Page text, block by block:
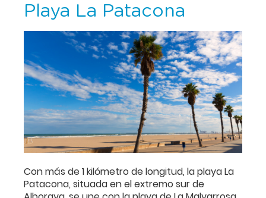
Playa La Patacona
Con más de 1 kilómetro de longitud, la playa La
Patacona, situada en el extremo sur de